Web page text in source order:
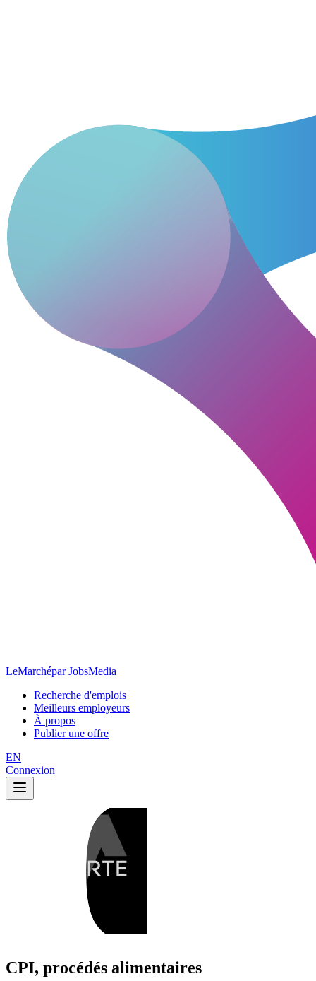
LeMarchépar JobsMedia
Recherche d'emplois
Meilleurs employeurs
À propos
Publier une offre
EN
Connexion
CPI, procédés alimentaires